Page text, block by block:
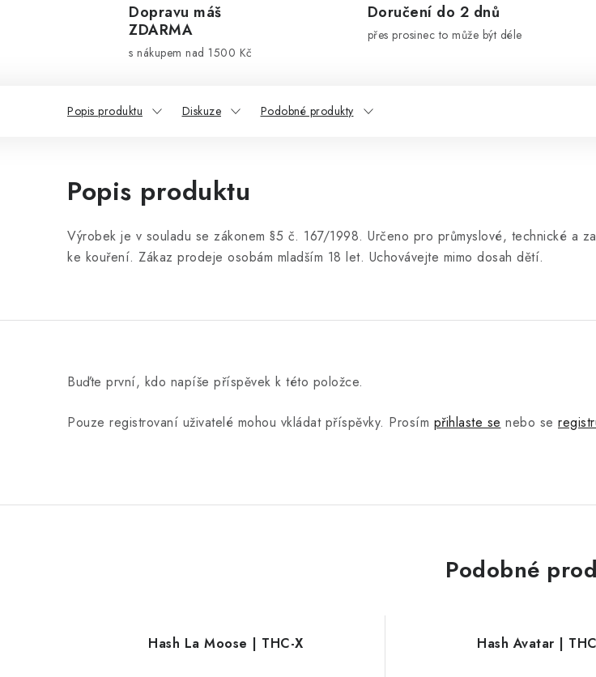
Dopravu máš
ZDARMA
s nákupem nad 1500 Kč
Doručení do 2 dnů
přes prosinec to může být déle
Popis produktu Diskuze Podobné produkty
Popis produktu
Výrobek je v souladu se zákonem §5 č. 167/1998. Určeno pro průmyslové, technické a
ke kouření. Zákaz prodeje osobám mladším 18 let. Uchovávejte mimo dosah dětí.
Buďte první, kdo napíše příspěvek k této položce.
Pouze registrovaní uživatelé mohou vkládat příspěvky. Prosím přihlaste se nebo se
Podobné
Hash La Moose | THC-X Hash Avatar |